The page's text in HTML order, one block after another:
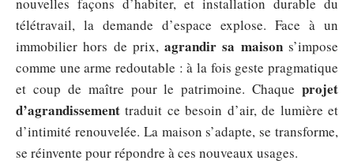
télétravail, la demande d’espace explose. Face à un
immobilier hors de prix,agrandir sa maisons’impose
comme une arme redoutable : à la fois geste pragmatique
et coup de maître pour le patrimoine. Chaque projet
d’agrandissement traduit ce besoin d’air, de lumière et
d’intimité renouvelée. La maison s’adapte, se transforme,
se réinvente pour répondre à ces nouveaux usages.